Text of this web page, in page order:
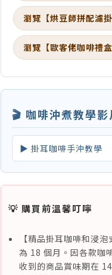
瀏覽【烘豆師拼配濾
瀏覽【歐客佬咖啡禮盒
🎬 咖啡沖煮教學影
▶ 掛耳咖啡手沖教學
💡 購買前溫馨叮嚀
【精品掛耳咖啡和浸
為 18 個月。因各款咖
收到的商品賞味期在